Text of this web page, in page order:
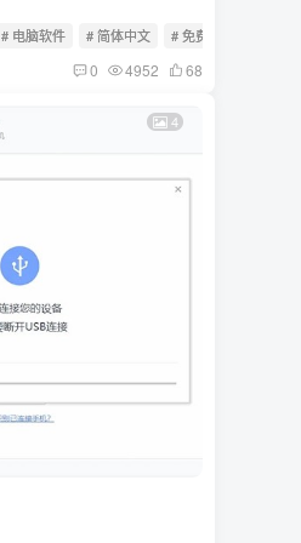
# 电脑软件 # 简体中文 # 免费软件
0 4952 68
4